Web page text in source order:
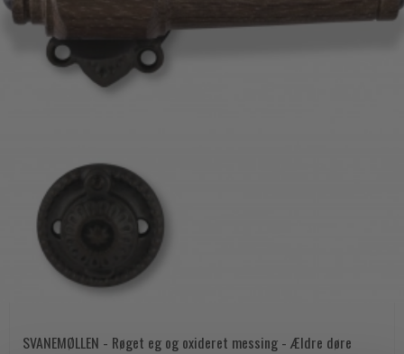
SVANEMØLLEN - Røget eg og oxideret messing - Ældre døre